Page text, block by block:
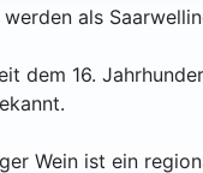
als
dem 16.
Wein ist ein